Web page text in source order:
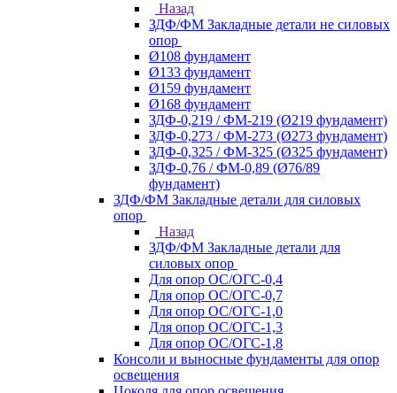
Назад
ЗДФ/ФМ Закладные детали не силовых
опор
Ø108 фундамент
Ø133 фундамент
Ø159 фундамент
Ø168 фундамент
ЗДФ-0,219 / ФМ-219 (Ø219 фундамент)
ЗДФ-0,273 / ФМ-273 (Ø273 фундамент)
ЗДФ-0,325 / ФМ-325 (Ø325 фундамент)
ЗДФ-0,76 / ФМ-0,89 (Ø76/89
фундамент)
ЗДФ/ФМ Закладные детали для силовых
опор
Назад
ЗДФ/ФМ Закладные детали для
силовых опор
Для опор ОС/ОГС-0,4
Для опор ОС/ОГС-0,7
Для опор ОС/ОГС-1,0
Для опор ОС/ОГС-1,3
Для опор ОС/ОГС-1,8
Консоли и выносные фундаменты для опор
освещения